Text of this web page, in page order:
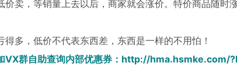
卖，等销量上去以后，商家就会涨价。特价商品随时
多，低价不代表东西差，东西是一样的不用怕！
群自助查询内部优惠券： http://hma.hsmke.com/